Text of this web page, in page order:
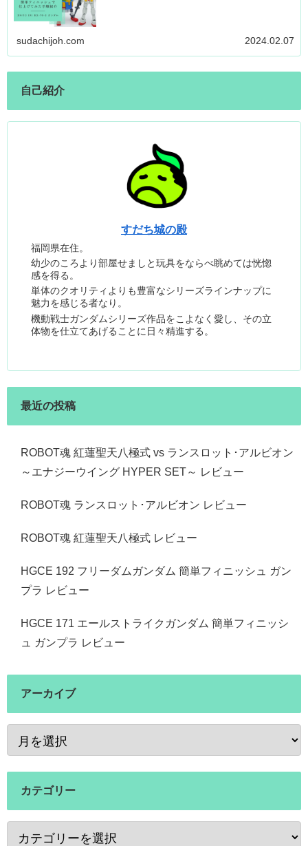
sudachijoh.com 2024.02.07
自己紹介
すだち城の殿
福岡県在住。
幼少のころより部屋せましと玩具をならべ眺めては恍惚
感を得る。
単体のクオリティよりも豊富なシリーズラインナップに
魅力を感じる者なり。
機動戦士ガンダムシリーズ作品をこよなく愛し、その立
体物を仕立てあげることに日々精進する。
最近の投稿
ROBOT魂 紅蓮聖天八極式 vs ランスロット･アルビオン
～エナジーウイング HYPER SET～ レビュー
ROBOT魂 ランスロット･アルビオン レビュー
ROBOT魂 紅蓮聖天八極式 レビュー
HGCE 192 フリーダムガンダム 簡単フィニッシュ ガン
プラ レビュー
HGCE 171 エールストライクガンダム 簡単フィニッシ
ュ ガンプラ レビュー
アーカイブ
カテゴリー